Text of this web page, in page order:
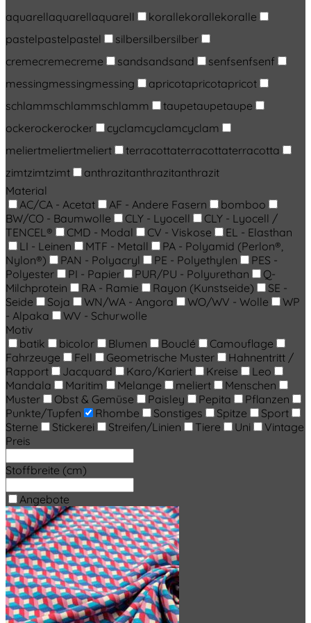
aquarellaquarellaquarell korallekorallekoralle
pastelpastelpastel silbersilbersilber
cremecremecreme sandsandsand senfsenfsenf
messingmessingmessing apricotapricotapricot
schlammschlammschlamm taupetaupetaupe
ockerockerocker cyclamcyclamcyclam
meliertmeliertmeliert terracottaterracottaterracotta
zimtzimtzimt anthrazitanthrazitanthrazit
Material
AC/CA - Acetat
AF - Andere Fasern
bomboo
BW/CO - Baumwolle
CLY - Lyocell
CLY - Lyocell /
TENCEL®
CMD - Modal CV - Viskose
EL - Elasthan
LI - Leinen
MTF - Metall
PA - Polyamid (Perlon®,
Nylon®)
PAN - Polyacryl PE - Polyethylen
PES -
Polyester
PI - Papier PUR/PU - Polyurethan
Q-
Milchprotein
RA - Ramie Rayon (Kunstseide)
SE -
Seide
Soja WN/WA - Angora WO/WV - Wolle
WP
- Alpaka
WV - Schurwolle
Motiv
batik
bicolor Blumen Bouclé
Camouflage
Fahrzeuge
Fell Geometrische Muster
Hahnentritt /
Rapport
Jacquard Karo/Kariert Kreise
Leo
Mandala
Maritim Melange meliert
Menschen
Muster
Obst & Gemüse Paisley Pepita
Pflanzen
Punkte/Tupfen
Rhombe Sonstiges Spitze
Sport
Sterne
Stickerei Streifen/Linien Tiere Uni
Vintage
Preis
Stoffbreite (cm)
Angebote